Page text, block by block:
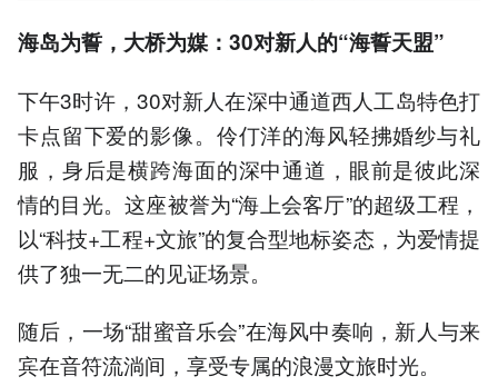
海岛为誓，大桥为媒：30对新人的“海誓天盟”
下午3时许，30对新人在深中通道西人工岛特色打
卡点留下爱的影像。伶仃洋的海风轻拂婚纱与礼
服，身后是横跨海面的深中通道，眼前是彼此深
情的目光。这座被誉为“海上会客厅”的超级工程，
以“科技+工程+文旅”的复合型地标姿态，为爱情提
供了独一无二的见证场景。
随后，一场“甜蜜音乐会”在海风中奏响，新人与来
宾在音符流淌间，享受专属的浪漫文旅时光。